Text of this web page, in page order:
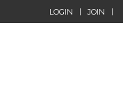
LOGIN JOIN